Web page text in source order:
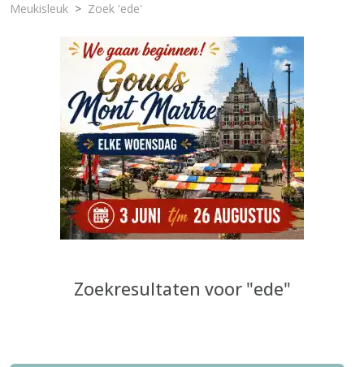
Meukisleuk Zoek 'ede'
Zoekresultaten voor "ede"